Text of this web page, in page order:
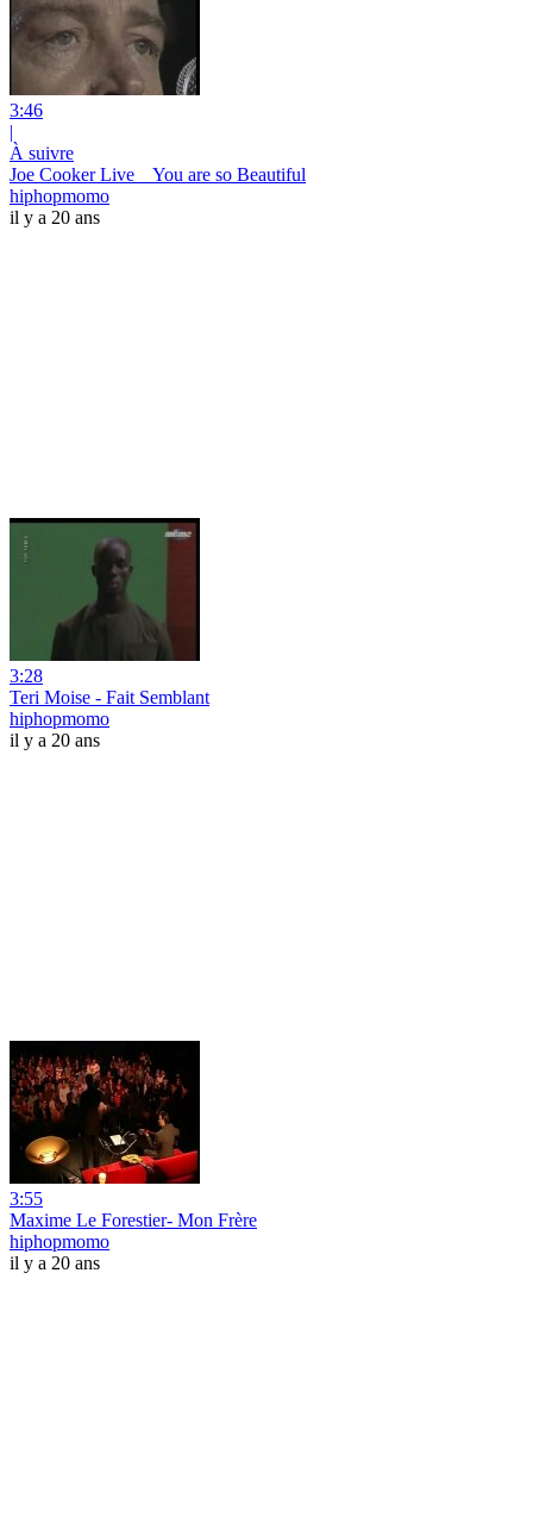
3:46
|
À suivre
Joe Cooker Live _ You are so Beautiful
hiphopmomo
il y a 20 ans
3:28
Teri Moise - Fait Semblant
hiphopmomo
il y a 20 ans
3:55
Maxime Le Forestier- Mon Frère
hiphopmomo
il y a 20 ans